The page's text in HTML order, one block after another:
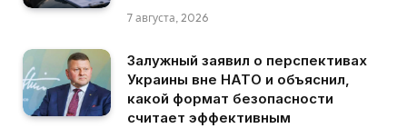
7 августа, 2026
Залужный заявил о перспективах
Украины вне НАТО и объяснил,
какой формат безопасности
считает эффективным